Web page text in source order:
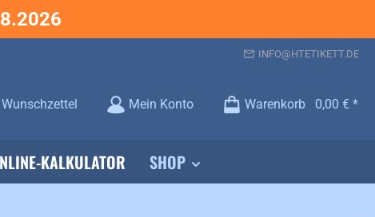
INFO@HTETIKETT.DE
Wunschzettel Du hast 0 Produkte auf dem Merkzettel
Mein Konto Warenkorb 0,00 €
KALKULATOR SHOP